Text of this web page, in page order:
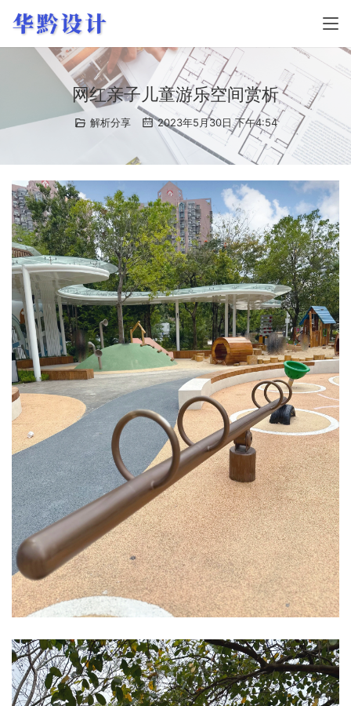
网红亲子儿童游乐空间赏析
解析分享 2023年5月30日 下午4:54